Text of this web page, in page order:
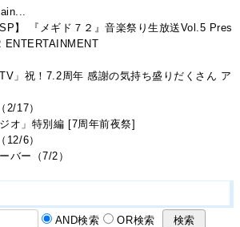
SP】 『メギド７２』音楽祭り生放送Vol.5 Pres
」祝！7.2周年 感謝の気持ち盛りだくさん ア
（2/17）
オ」特別編 [7周年前夜祭]
（12/6）
バー（7/2）
AND検索 OR検索